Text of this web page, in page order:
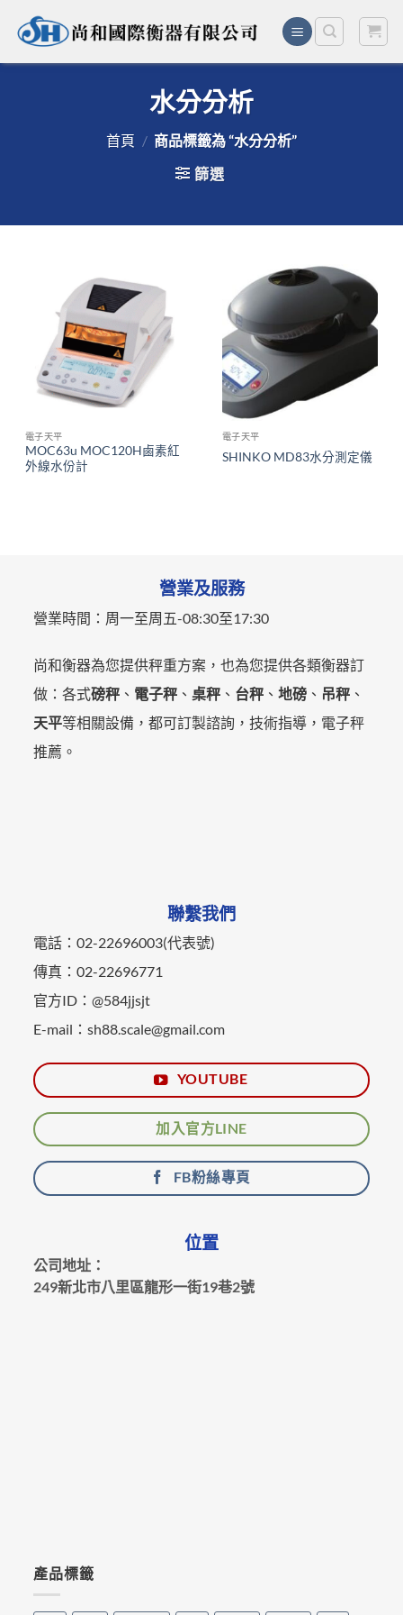
水分分析
首頁 / 商品標籤為 “水分分析”
篩選
電子天平
MOC63u MOC120H鹵素紅
外線水份計
電子天平
SHINKO MD83水分測定儀
營業及服務
營業時間： 周一至周五-08:30至17:30
尚和衡器為您提供秤重方案，也為您提供各類衡器訂
做：各式磅秤 、 電子秤 、桌秤 、 台秤 、地磅 、 吊秤 、
天平等相關設備，都可訂製諮詢，技術指導，電子秤
推薦。
聯繫我們
電話：02-22696003(代表號)
傳真：02-22696771
官方ID：@584jjsjt
E-mail：sh88.scale@gmail.com
YOUTUBE
加入官方LINE
FB粉絲專頁
位置
公司地址：
249新北市八里區龍形一街19巷2號
產品標籤